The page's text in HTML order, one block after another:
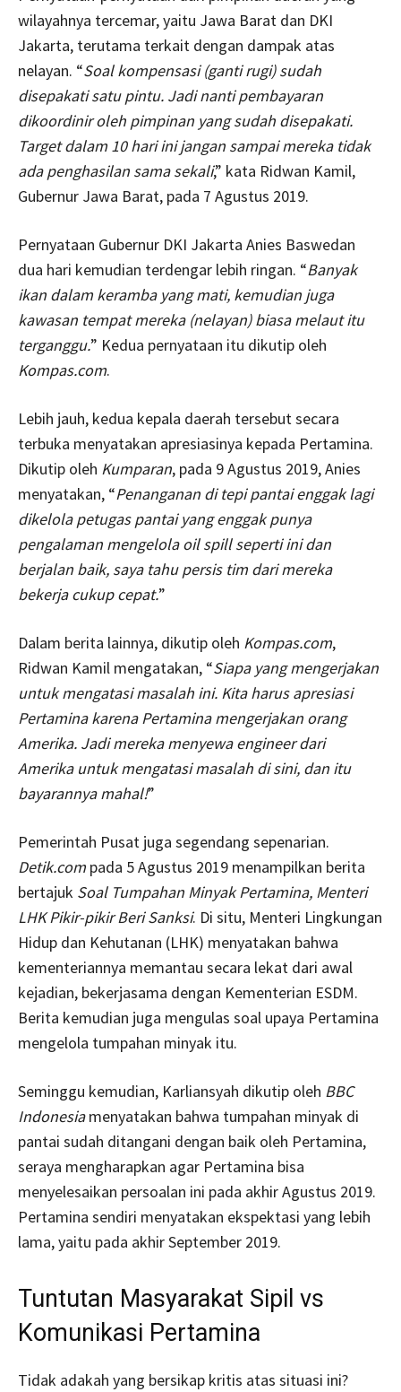
wilayahnya tercemar, yaitu Jawa Barat dan DKI
Jakarta, terutama terkait dengan dampak atas
nelayan. “Soal kompensasi (ganti rugi) sudah
disepakati satu pintu. Jadi nanti pembayaran
dikoordinir oleh pimpinan yang sudah disepakati.
Target dalam 10 hari ini jangan sampai mereka tidak
ada penghasilan sama sekali,” kata Ridwan Kamil,
Gubernur Jawa Barat, pada 7 Agustus 2019.
Pernyataan Gubernur DKI Jakarta Anies Baswedan
dua hari kemudian terdengar lebih ringan. “Banyak
ikan dalam keramba yang mati, kemudian juga
kawasan tempat mereka (nelayan) biasa melaut itu
terganggu.” Kedua pernyataan itu dikutip oleh
Kompas.com.
Lebih jauh, kedua kepala daerah tersebut secara
terbuka menyatakan apresiasinya kepada Pertamina.
Dikutip oleh Kumparan, pada 9 Agustus 2019, Anies
menyatakan, “Penanganan di tepi pantai enggak lagi
dikelola petugas pantai yang enggak punya
pengalaman mengelola oil spill seperti ini dan
berjalan baik, saya tahu persis tim dari mereka
bekerja cukup cepat.”
Dalam berita lainnya, dikutip oleh Kompas.com,
Ridwan Kamil mengatakan, “Siapa yang mengerjakan
untuk mengatasi masalah ini. Kita harus apresiasi
Pertamina karena Pertamina mengerjakan orang
Amerika. Jadi mereka menyewa engineer dari
Amerika untuk mengatasi masalah di sini, dan itu
bayarannya mahal!”
Pemerintah Pusat juga segendang sepenarian.
Detik.com pada 5 Agustus 2019 menampilkan berita
bertajuk Soal Tumpahan Minyak Pertamina, Menteri
LHK Pikir-pikir Beri Sanksi. Di situ, Menteri Lingkungan
Hidup dan Kehutanan (LHK) menyatakan bahwa
kementeriannya memantau secara lekat dari awal
kejadian, bekerjasama dengan Kementerian ESDM.
Berita kemudian juga mengulas soal upaya Pertamina
mengelola tumpahan minyak itu.
Seminggu kemudian, Karliansyah dikutip oleh BBC
Indonesiamenyatakan bahwa tumpahan minyak di
pantai sudah ditangani dengan baik oleh Pertamina,
seraya mengharapkan agar Pertamina bisa
menyelesaikan persoalan ini pada akhir Agustus 2019.
Pertamina sendiri menyatakan ekspektasi yang lebih
lama, yaitu pada akhir September 2019.
Tuntutan Masyarakat Sipil vs
Komunikasi Pertamina
Tidak adakah yang bersikap kritis atas situasi ini?